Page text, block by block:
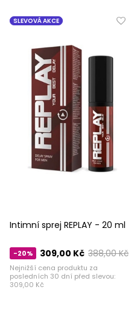
SLEVOVÁ AKCE
Intimní sprej REPLAY - 20 ml
-20% 388,00 Kč
309,00 Kč
Nejnižší cena produktu za
posledních 30 dní před slevou:
309,00 Kč